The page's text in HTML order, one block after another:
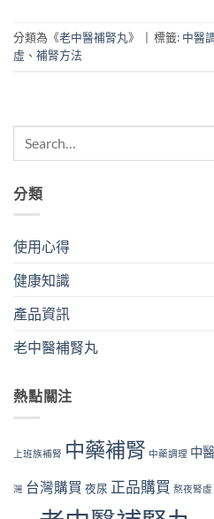
分類為《老中醫補腎丸》 標籤: 中醫
虛 、 補腎方法
分類
使用心得
健康知識
產品資訊
老中醫補腎丸
熱點關注
上班族補腎 中藥補腎 中藥調理 中
灣 台灣購買 夜尿 正品購買 熬夜腎虛